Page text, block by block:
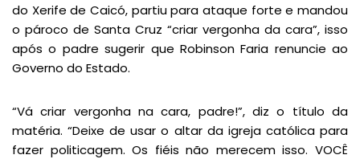
do Xerife de Caicó, partiu para ataque forte e mandou
o pároco de Santa Cruz “criar vergonha da cara”, isso
após o padre sugerir que Robinson Faria renuncie ao
Governo do Estado.
“Vá criar vergonha na cara, padre!”, diz o título da
matéria. “Deixe de usar o altar da igreja católica para
fazer politicagem. Os fiéis não merecem isso. VOCÊ